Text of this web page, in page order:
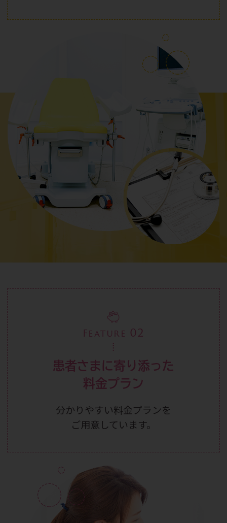
Feature 02
患者さまに寄り添った
料金プラン
分かりやすい料金プランを
ご用意しています。